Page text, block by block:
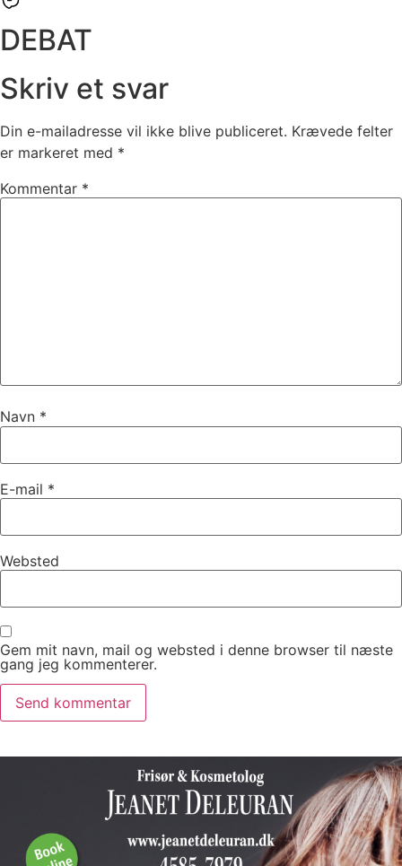
DEBAT
Skriv et svar
Din e-mailadresse vil ikke blive publiceret. Krævede felter
er markeret med *
Kommentar *
Navn *
E-mail *
Websted
Gem mit navn, mail og websted i denne browser til næste
gang jeg kommenterer.